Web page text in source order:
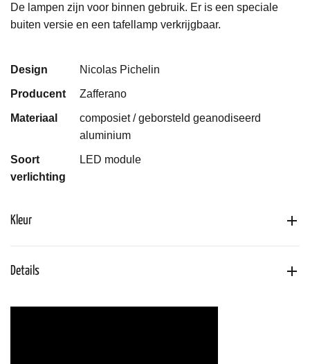
De lampen zijn voor binnen gebruik. Er is een speciale
buiten versie en een tafellamp verkrijgbaar.
Design Nicolas Pichelin
Producent Zafferano
Materiaal
composiet / geborsteld geanodiseerd
aluminium
Soort
verlichting
LED module
Kleur
Details